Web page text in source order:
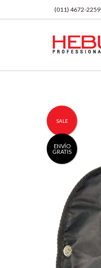
(011) 4672-2259
SALE
ENVÍO
GRATIS